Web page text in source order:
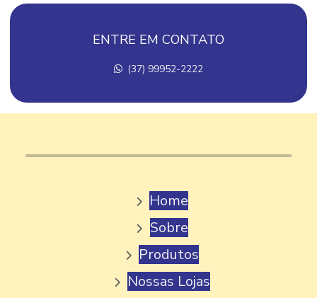
FABRICA DE AÇAI PARA REVENDA
FABRICA DE AÇAI A VENDA
FABRICA DE GELATO
FABRICA DE PICOLE PALETA MEXICANA
FABRICA DE PICOLE PERTO DE MIM
FABRICA DE PICOLE PARA REVENDA
ENTRE EM CONTATO
(37) 99952-2222
Home
Sobre
Produtos
Nossas Lojas